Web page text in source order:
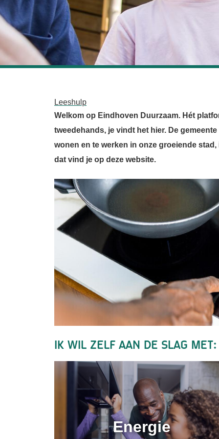
Leeshulp
Welkom op Eindhoven Duurzaam. Hét
tweedehands, je vindt het hier. De
wonen en te werken in onze groeiende
dat vind je op deze website.
Ik wil zelf aan de slag met:
Energie